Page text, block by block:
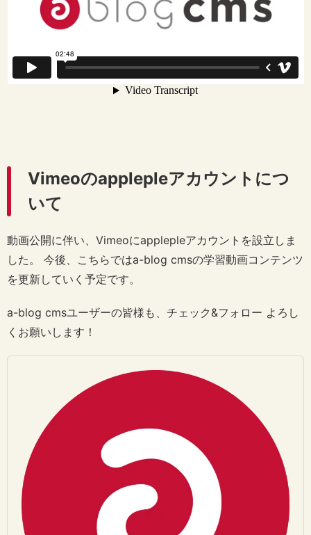
Vimeoのapplepleアカウントにつ
いて
動画公開に伴い、Vimeoにapplepleアカウントを設立しま
した。 今後、こちらではa-blog cmsの学習動画コンテンツ
を更新していく予定です。
a-blog cmsユーザーの皆様も、チェック&フォロー よろし
くお願いします！